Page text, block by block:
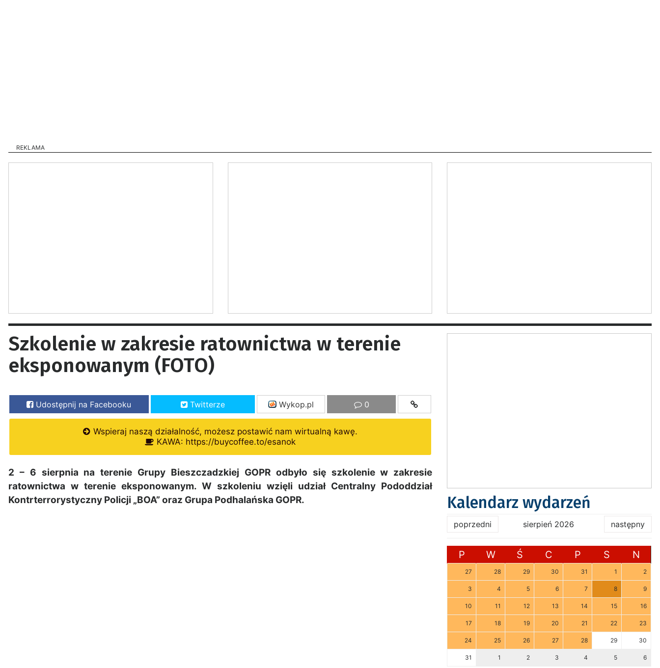
REKLAMA
Szkolenie w zakresie ratownictwa w terenie
eksponowanym (FOTO)
Udostępnij na Facebooku Twitterze Wykop.pl 0
Wspieraj naszą działalność, możesz postawić nam wirtualną kawę.
KAWA: https://buycoffee.to/esanok
2 – 6 sierpnia na terenie Grupy Bieszczadzkiej GOPR odbyło się szkolenie w zakresie
ratownictwa w terenie eksponowanym. W szkoleniu wzięli udział Centralny Pododdział
Kontrterrorystyczny Policji „BOA” oraz Grupa Podhalańska GOPR.
Kalendarz wydarzeń
poprzedni sierpień 2026 następny
P W Ś C P S N
27 28 29 30 31 1 2
3 4 5 6 7 8 9
10 11 12 13 14 15 16
17 18 19 20 21 22 23
24 25 26 27 28 29 30
31 1 2 3 4 5 6